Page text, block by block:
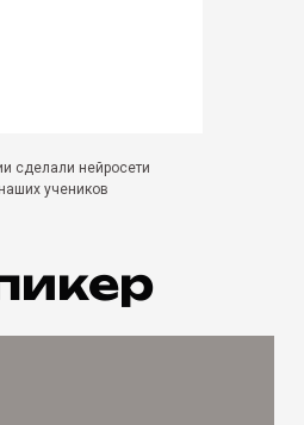
сделали нейросети
учеников